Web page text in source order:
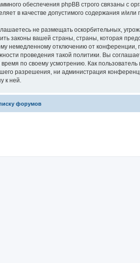
обеспечения phpBB строго связаны с
в качестве допустимого содержания и/
не размещать оскорбительных,
законы вашей страны, страны, которая
немедленному отключению от конференции,
проведения такой политики. Вы
по своему усмотрению. Как
разрешения, ни администрация
к ней.
форумов